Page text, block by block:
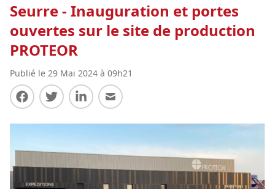
Seurre - Inauguration et portes
ouvertes sur le site de production
PROTEOR
Publié le 29 Mai 2024 à 09h21
Partager sur Facebook
Partager sur Twitter
Partager sur LinkedIn
Partager par E-mail